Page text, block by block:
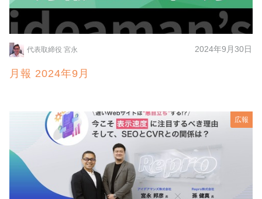
代表取締役 宮永 2024年9月30日
月報 2024年9月
広報